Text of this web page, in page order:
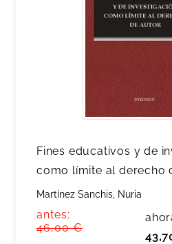
Fines educativos y de
como límite al derecho
Martínez Sanchis, Nuria
antes:
46,00 €